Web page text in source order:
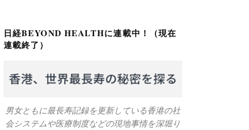
日経BEYOND HEALTHに連載中！（現在
連載終了）
男女ともに最長寿記録を更新している香港の社
会システムや医療制度などの現地事情を深堀り